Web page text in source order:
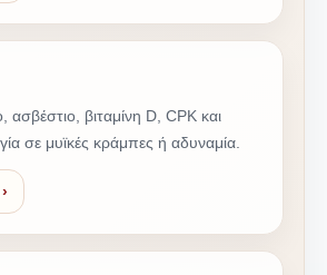
ασβέστιο, βιταμίνη D, CPK και
σε μυϊκές κράμπες ή αδυναμία.